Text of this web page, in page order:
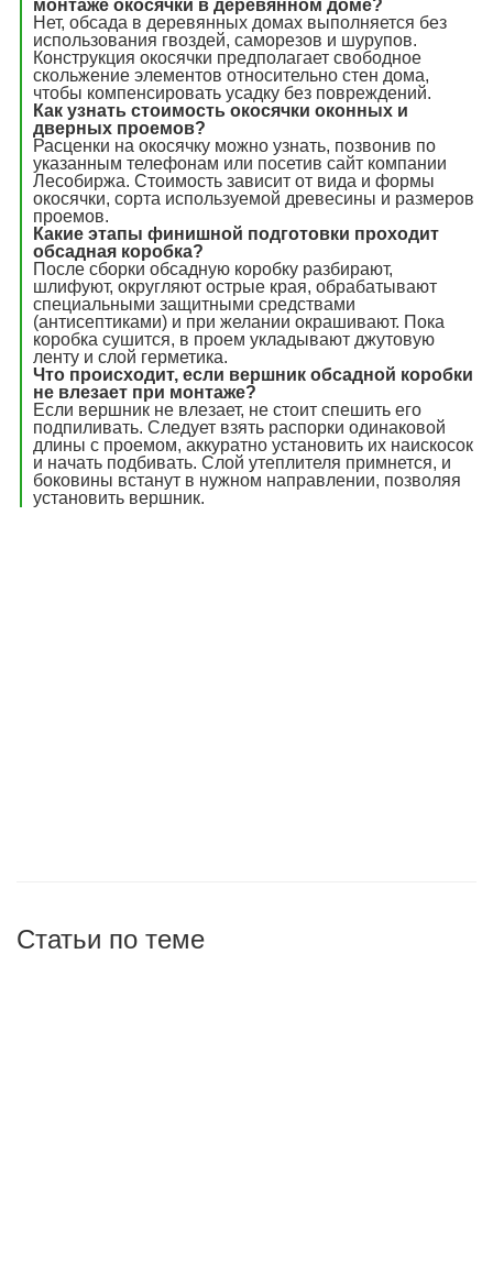
монтаже окосячки в деревянном доме?
Нет, обсада в деревянных домах выполняется без
использования гвоздей, саморезов и шурупов.
Конструкция окосячки предполагает свободное
скольжение элементов относительно стен дома,
чтобы компенсировать усадку без повреждений.
Как узнать стоимость окосячки оконных и
дверных проемов?
Расценки на окосячку можно узнать, позвонив по
указанным телефонам или посетив сайт компании
Лесобиржа. Стоимость зависит от вида и формы
окосячки, сорта используемой древесины и размеров
проемов.
Какие этапы финишной подготовки проходит
обсадная коробка?
После сборки обсадную коробку разбирают,
шлифуют, округляют острые края, обрабатывают
специальными защитными средствами
(антисептиками) и при желании окрашивают. Пока
коробка сушится, в проем укладывают джутовую
ленту и слой герметика.
Что происходит, если вершник обсадной коробки
не влезает при монтаже?
Если вершник не влезает, не стоит спешить его
подпиливать. Следует взять распорки одинаковой
длины с проемом, аккуратно установить их наискосок
и начать подбивать. Слой утеплителя примнется, и
боковины встанут в нужном направлении, позволяя
установить вершник.
Статьи по теме